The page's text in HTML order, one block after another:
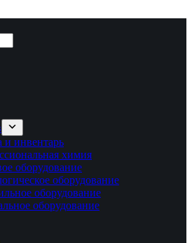
и инвентарь
химия
оборудование
оборудование
оборудование
оборудование